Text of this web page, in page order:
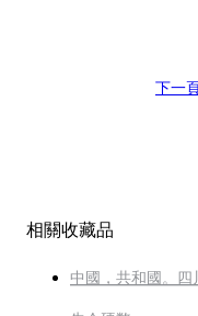
下一
相關收藏品
中國，共和國。四